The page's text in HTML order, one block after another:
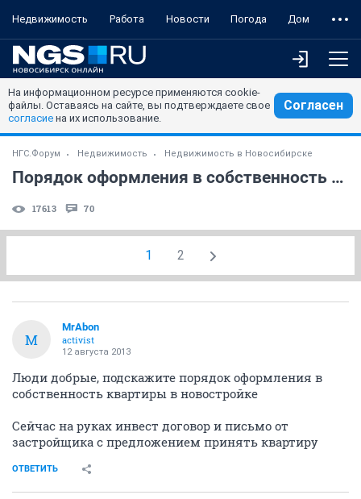
Недвижимость Работа Новости Погода Дом
На информационном ресурсе применяются cookie-
файлы. Оставаясь на сайте, вы подтверждаете свое
согласие на их использование.
Согласен
НГС.Форум Недвижимость Недвижимость в Новосибирске
Порядок оформления в собственность квартиры в новостройке
17613 70
1 2
M
MrAbon
activist
12 августа 2013
Люди добрые, подскажите порядок оформления в
собственность квартиры в новостройке
Сейчас на руках инвест договор и письмо от
застройщика с предложением принять квартиру
ОТВЕТИТЬ